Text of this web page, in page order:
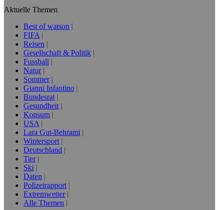
Aktuelle Themen
Best of watson
FIFA
Reisen
Gesellschaft & Politik
Fussball
Natur
Sommer
Gianni Infantino
Bundesrat
Gesundheit
Konsum
USA
Lara Gut-Behrami
Wintersport
Deutschland
Tier
Ski
Daten
Polizeirapport
Extremwetter
Alle Themen